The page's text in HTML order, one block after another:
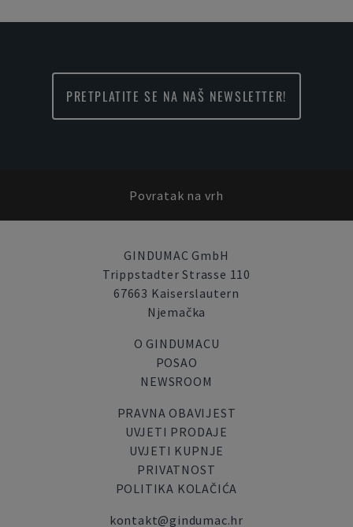
PRETPLATITE SE NA NAŠ NEWSLETTER!
Povratak na vrh
GINDUMAC GmbH
Trippstadter Strasse 110
67663 Kaiserslautern
Njemačka
O GINDUMACU
POSAO
NEWSROOM
PRAVNA OBAVIJEST
UVJETI PRODAJE
UVJETI KUPNJE
PRIVATNOST
POLITIKA KOLAČIĆA
kontakt@gindumac.hr